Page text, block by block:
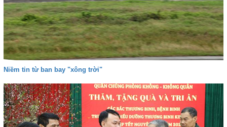
Niềm tin từ ban bay "xông trời"